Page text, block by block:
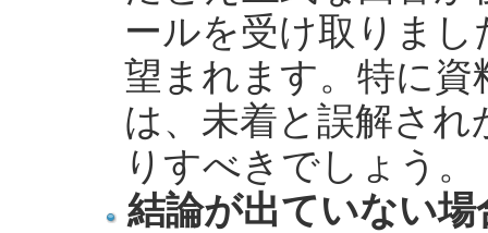
ールを受け取りま
望まれます。特に
は、未着と誤解さ
りすべきでしょう。
結論が出ていない